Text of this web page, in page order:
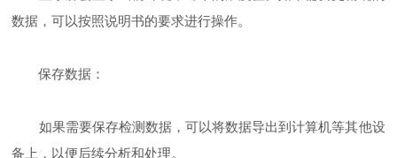
数据，可以按照说明书的要求进行操作。
保存数据：
如果需要保存检测数据，可以将数据导出到计算机等其他设
备上，以便后续分析和处理。